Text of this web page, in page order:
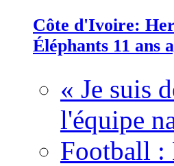
Côte d'Ivoire:
Éléphants 11 ans
« Je suis
l'équipe
Football :